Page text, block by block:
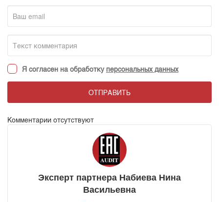
Я согласен на обработку персональных данных
ОТПРАВИТЬ
Комментарии отсутствуют
Эксперт партнера Набиева Нина
Васильевна